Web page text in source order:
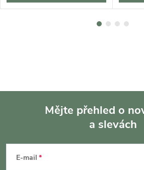
Mějte přehled o
a slevách
E-mail